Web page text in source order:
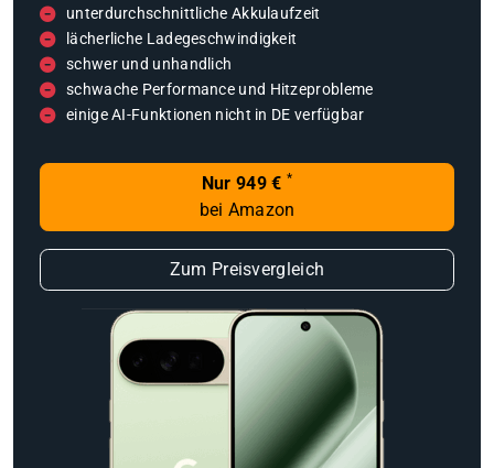
unterdurchschnittliche Akkulaufzeit
lächerliche Ladegeschwindigkeit
schwer und unhandlich
schwache Performance und Hitzeprobleme
einige AI-Funktionen nicht in DE verfügbar
Nur 949 € *
bei Amazon
Zum Preisvergleich